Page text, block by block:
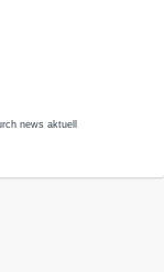
news aktuell